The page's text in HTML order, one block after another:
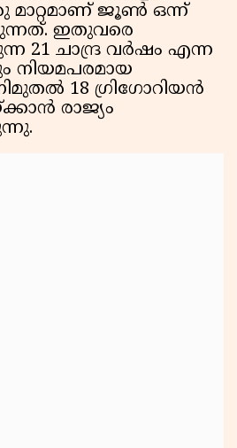
മാറ്റമാണ് ജൂൺ ഒന്ന്
ഇതുവരെ
21 ചാന്ദ്ര വർഷം എന്ന
നിയമപരമായ
18 ഗ്രിഗോറിയൻ
രാജ്യം